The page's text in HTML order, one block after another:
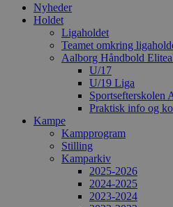
Nyheder
Holdet
Ligaholdet
Teamet omkring
Aalborg Håndbold
U/17
U/19 Liga
Sportsefterskolen
Praktisk info og
Kampe
Kampprogram
Stilling
Kamparkiv
2025-2026
2024-2025
2023-2024